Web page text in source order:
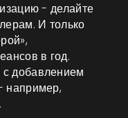
- делайте
И только
в год.
добавлением
например,